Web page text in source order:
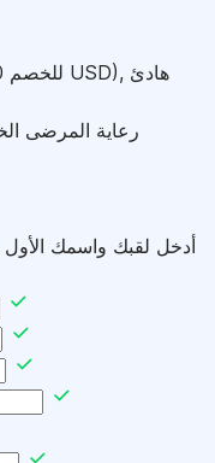
USD), هادئ
رعاية المرضى
أدخل لقبك واسمك الأول